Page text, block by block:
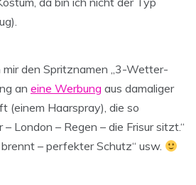
mir den Spritznamen „3-Wetter-
an eine Werbung aus damaliger
(einem Haarspray), die so
London – Regen – die Frisur sitzt.“
– perfekter Schutz“ usw.